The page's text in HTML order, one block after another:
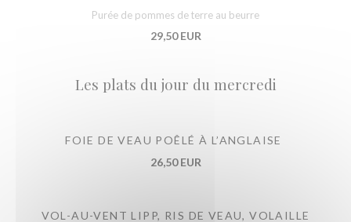
Purée de pommes de terre au beurre
29,50 EUR
Les plats du jour du mercredi
FOIE DE VEAU POÊLÉ À L’ANGLAISE
26,50 EUR
VOL-AU-VENT LIPP, RIS DE VEAU, VOLAILLE